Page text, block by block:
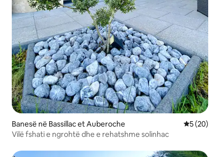
Banesë në Bassillac et Auberoche Vlerësimi
5 (20)
Vilë fshati e ngrohtë dhe e rehatshme solinhac